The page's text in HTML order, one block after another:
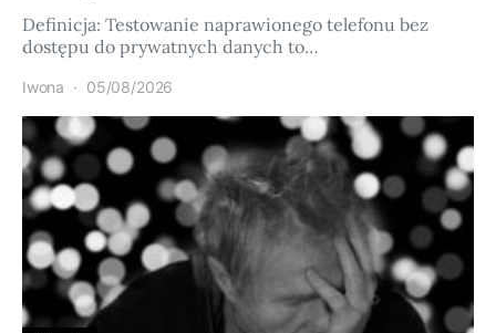
Definicja: Testowanie naprawionego telefonu bez
dostępu do prywatnych danych to…
Iwona 05/08/2026